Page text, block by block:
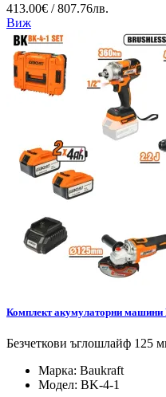
413.00€ / 807.76лв.
Виж
Комплект акумулаторни
Безчеткови ъглошлайф 125
Марка: Baukraft
Модел: BK-4-1